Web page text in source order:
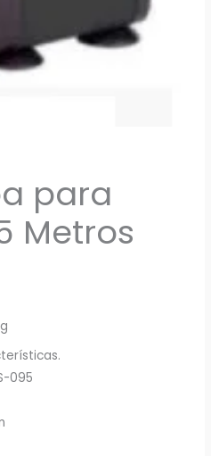
para
Metros
095